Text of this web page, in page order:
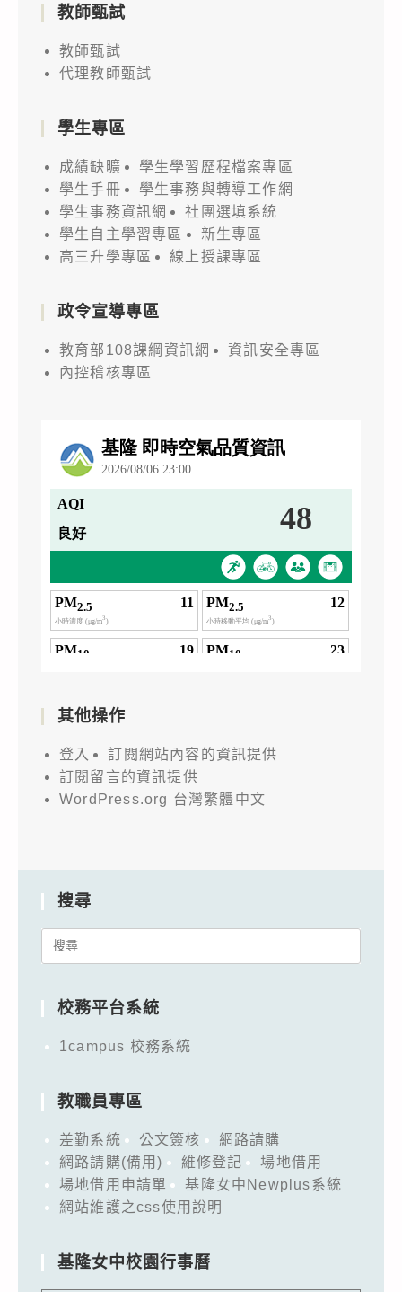
教師甄試
教師甄試
代理教師甄試
學生專區
成績缺曠
學生學習歷程檔案專區
學生手冊
學生事務與轉導工作網
學生事務資訊網
社團選填系統
學生自主學習專區
新生專區
高三升學專區
線上授課專區
政令宣導專區
教育部108課綱資訊網
資訊安全專區
內控稽核專區
其他操作
登入
訂閱網站內容的資訊提供
訂閱留言的資訊提供
WordPress.org 台灣繁體中文
搜尋
Search
校務平台系統
1campus 校務系統
教職員專區
差勤系統 公文簽核
網路請購
網路請購(備用)
維修登記
場地借用
場地借用申請單
基隆女中Newplus系統
網站維護之css使用說明
基隆女中校園行事曆